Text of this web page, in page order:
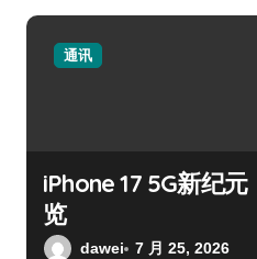
通讯
iPhone 17 5G新纪
览
dawei 7 月 25, 2026